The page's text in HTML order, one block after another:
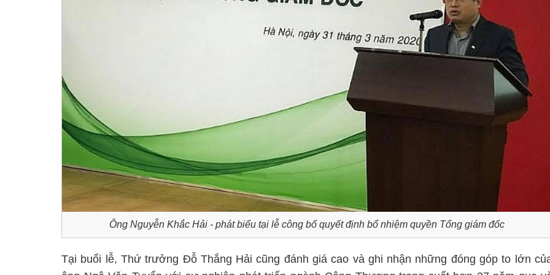
Ông Nguyễn Khắc Hải - phát biểu tại lễ công bố quyết định bổ nhiệm quyền Tổng giám đốc
Tại buổi lễ, Thứ trưởng Đỗ Thắng Hải cũng đánh giá cao và ghi nhận những đóng góp to lớn